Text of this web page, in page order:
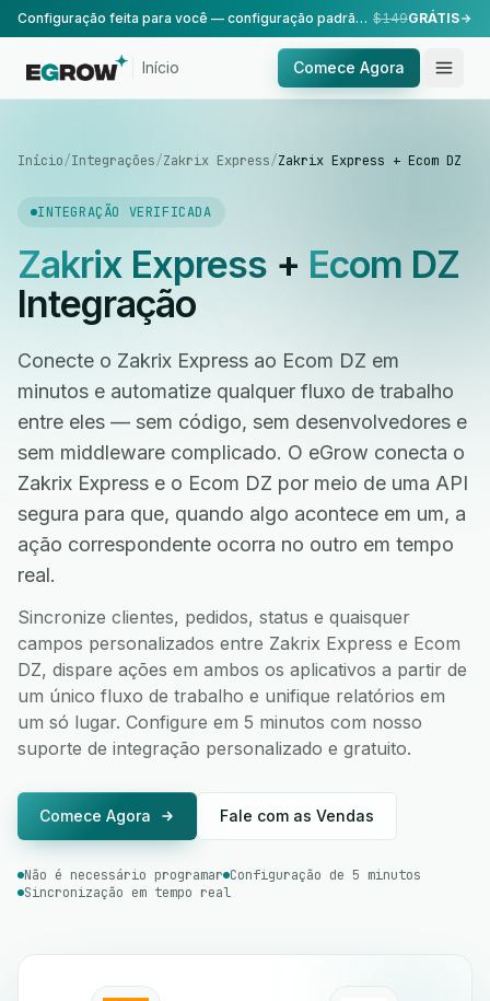
Configuração feita para você — configuração padrão, realizada pela nossa equipe. $149GRÁTIS
Início Comece Agora
Início/Integrações/Zakrix Express/Zakrix Express + Ecom DZ
INTEGRAÇÃO VERIFICADA
Zakrix Express+ Ecom DZ
Integração
Conecte o Zakrix Express ao Ecom DZ em
minutos e automatize qualquer fluxo de trabalho
entre eles — sem código, sem desenvolvedores e
sem middleware complicado. O eGrow conecta o
Zakrix Express e o Ecom DZ por meio de uma API
segura para que, quando algo acontece em um, a
ação correspondente ocorra no outro em tempo
real.
Sincronize clientes, pedidos, status e quaisquer
campos personalizados entre Zakrix Express e Ecom
DZ, dispare ações em ambos os aplicativos a partir de
um único fluxo de trabalho e unifique relatórios em
um só lugar. Configure em 5 minutos com nosso
suporte de integração personalizado e gratuito.
Comece Agora Fale com as Vendas
Não é necessário programar Configuração de 5 minutos
Sincronização em tempo real